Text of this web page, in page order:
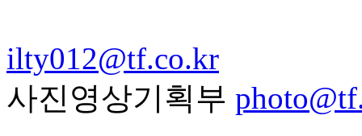
ilty012@tf.co.kr
사진영상기획부